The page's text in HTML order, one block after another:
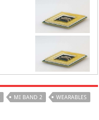
MI BAND 2
WEARABLES